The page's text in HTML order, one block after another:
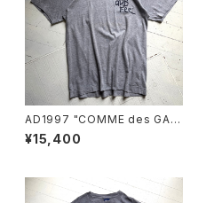
AD1997 "COMME des GAR
ÇONS HOMME PLUS" S/S
T-shirt
¥15,400